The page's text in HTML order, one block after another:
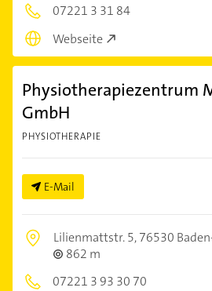
07221 3 31 84
Webseite
Physiotherapiezentrum
GmbH
PHYSIOTHERAPIE
E-Mail
Lilienmattstr. 5,76530
862 m
07221 3 93 30 70